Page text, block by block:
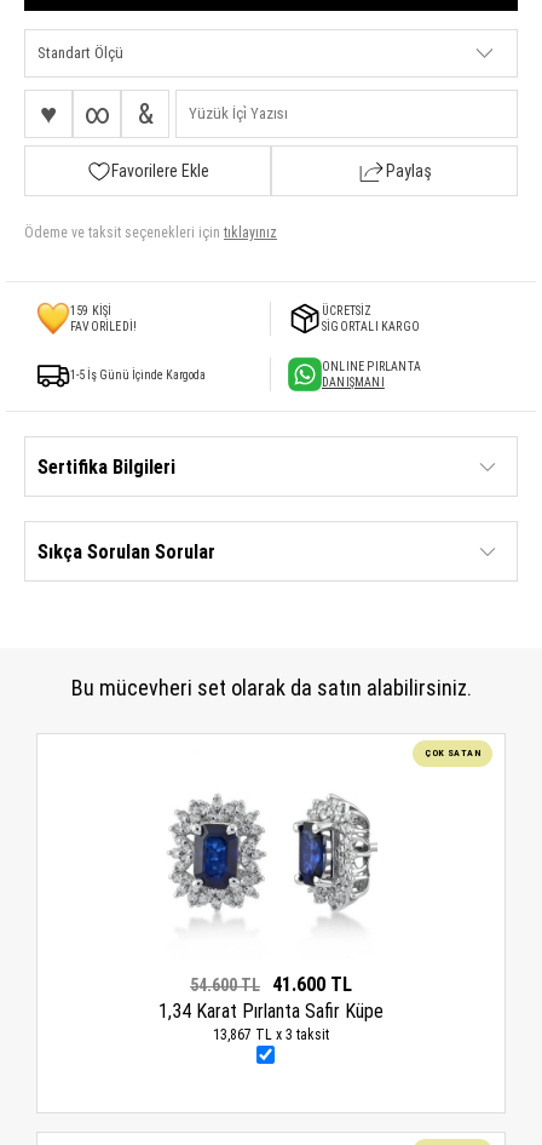
♥ ∞ &
Favorilere Ekle Paylaş
Ödeme ve taksit seçenekleri için tıklayınız
159 KİŞİ
FAVORİLEDİ!
ÜCRETSİZ
SİGORTALI KARGO
1-5 İş Günü İçinde Kargoda
ONLINE PIRLANTA
DANIŞMANI
Sertifika Bilgileri
Sıkça Sorulan Sorular
Bu mücevheri set olarak da satın alabilirsiniz.
ÇOK SATAN
54.600 TL
41.600 TL
1,34 Karat Pırlanta Safir Küpe
13,867 TL x 3 taksit